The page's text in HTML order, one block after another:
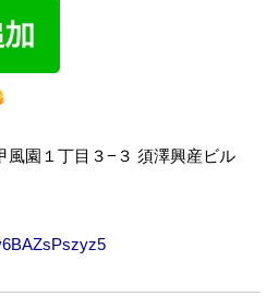
風園１丁目３−３ 須澤興産ビル